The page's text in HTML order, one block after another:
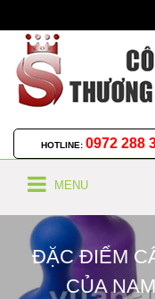
HOTLINE: 0972 288
MENU
ĐẶC ĐIỂM
CỦA